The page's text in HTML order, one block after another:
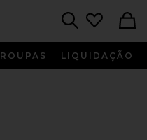
ROUPAS LIQUIDAÇÃO